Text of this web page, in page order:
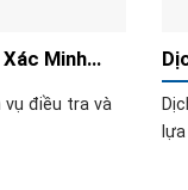
Minh
vụ điều tra và